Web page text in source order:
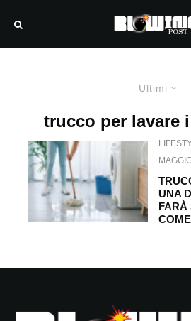
Ultimi
trucco per lavare
UNA
FARÀ